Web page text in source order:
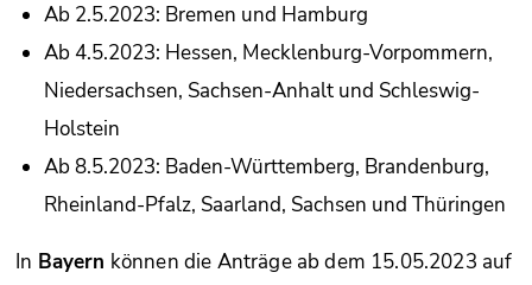
Ab 2.5.2023: Bremen und Hamburg
Ab 4.5.2023: Hessen, Mecklenburg-Vorpommern,
Niedersachsen, Sachsen-Anhalt und Schleswig-
Holstein
Ab 8.5.2023: Baden-Württemberg, Brandenburg,
Rheinland-Pfalz, Saarland, Sachsen und Thüringen
In Bayern können die Anträge ab dem 15.05.2023 auf